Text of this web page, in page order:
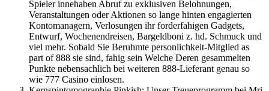
Spieler innehaben Abruf zu exklusiven Belohnungen,
Veranstaltungen oder Aktionen so lange hinten engagierten
Kontomanagern, Verlosungen ihr forderfahigen Gadgets,
Entwurf, Wochenendreisen, Bargeldboni z. hd. Schmuck und
viel mehr. Sobald Sie Beruhmte personlichkeit-Mitglied as
part of 888 sie sind, fahig sein Welche Deren gesammelten
Punkte nebensachlich bei weiteren 888-Lieferant genau so
wie 777 Casino einlosen.